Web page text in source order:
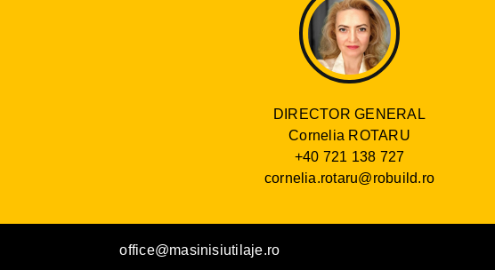
DIRECTOR GENERAL
Cornelia ROTARU
+40 721 138 727
cornelia.rotaru@robuild.ro
office@masinisiutilaje.ro